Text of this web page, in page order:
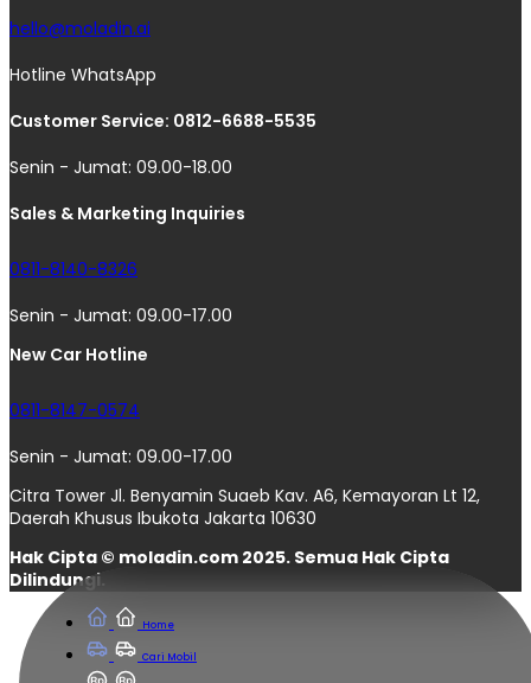
Home
Cari Mobil
hello@moladin.ai
Hotline WhatsApp
Customer Service: 0812-6688-5535
Senin - Jumat: 09.00-18.00
Sales & Marketing Inquiries
0811-8140-8326
Senin - Jumat: 09.00-17.00
New Car Hotline
0811-8147-0574
Senin - Jumat: 09.00-17.00
Citra Tower Jl. Benyamin Suaeb Kav. A6, Kemayoran Lt 12,
Daerah Khusus Ibukota Jakarta 10630
Hak Cipta © moladin.com 2025. Semua Hak Cipta
Dilindungi.